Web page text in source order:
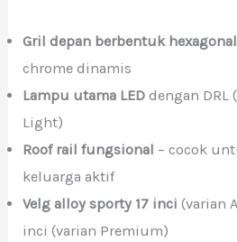
Gril depan berbentuk hexagonal
chrome dinamis
Lampu utama LED dengan DRL
Light)
Roof rail fungsional – cocok
keluarga aktif
Velg alloy sporty 17 inci (varian
inci (varian Premium)